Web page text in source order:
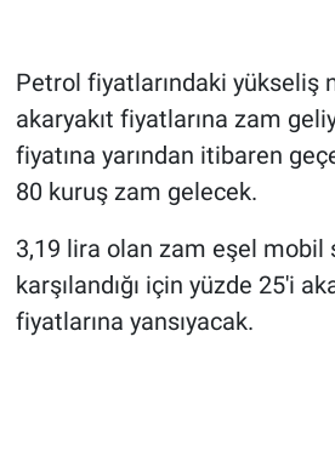
Petrol fiyatlarındaki yükseliş
akaryakıt fiyatlarına zam
fiyatına yarından itibaren
80 kuruş zam gelecek.
3,19 lira olan zam eşel mobil
karşılandığı için yüzde 25'i
fiyatlarına yansıyacak.